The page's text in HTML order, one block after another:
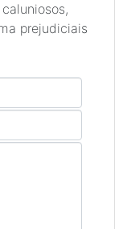
prejudiciais